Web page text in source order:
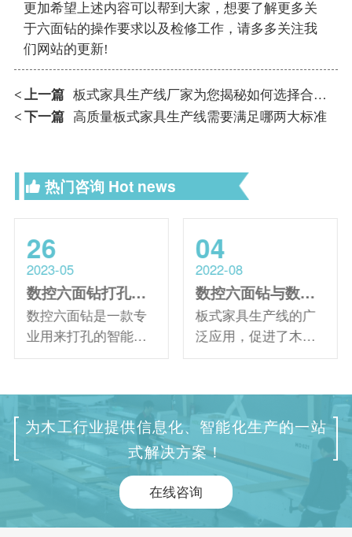
更加希望上述内容可以帮到大家，想要了解更多关
于六面钻的操作要求以及检修工作，请多多关注我
们网站的更新!
< 上一篇 板式家具生产线厂家为您揭秘如何选择合适的生产线
< 下一篇 高质量板式家具生产线需要满足哪两大标准
热门咨询 Hot news
26
2023-05
数控六面钻打孔效果好的方法有哪些？
数控六面钻是一款专
业用来打孔的智能机
械设备，一次定位即
和四个侧面所有孔位
的加工，可以实现效
率高、精度高的打孔
操作，加工效果也更
更好的加工效果的秘
诀： 数控六面钻采用
04
2022-08
数控六面钻与数控开料机搭配使用的生产流程是什么？
板式家具生产线的广
泛应用，促进了木工
设备的生产加工。采
设备进行大规模加工
已成为未来几年发展
的必然趋势。那么，
数控六面钻与数控开
料机搭配使用的生产
流程是什么? (1)当板
式家具操作规划拆单
为木工行业提供信息化、智能化生产的一站
式解决方案！
在线咨询